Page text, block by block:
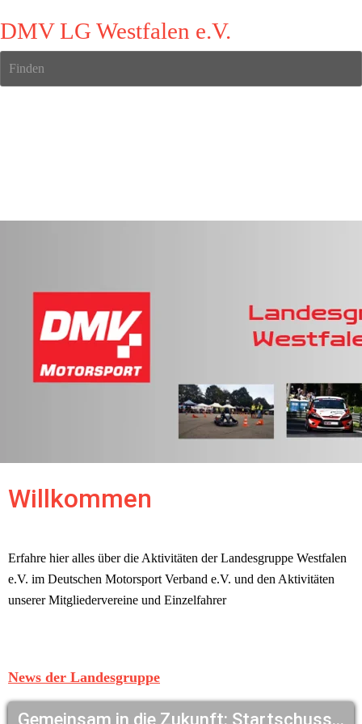
DMV LG Westfalen e.V.
Finden
Willkommen
Erfahre hier alles über die Aktivitäten der Landesgruppe Westfalen
e.V. im Deutschen Motorsport Verband e.V. und den Aktivitäten
unserer Mitgliedervereine und Einzelfahrer
News der Landesgruppe
Gemeinsam in die Zukunft: Startschuss für die neue DMV NRW-Meisterschaft!